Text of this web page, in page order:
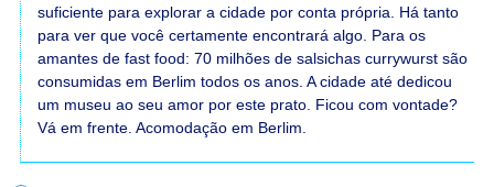
suficiente para explorar a cidade por conta própria. Há tanto
para ver que você certamente encontrará algo. Para os
amantes de fast food: 70 milhões de salsichas currywurst são
consumidas em Berlim todos os anos. A cidade até dedicou
um museu ao seu amor por este prato. Ficou com vontade?
Vá em frente. Acomodação em Berlim.